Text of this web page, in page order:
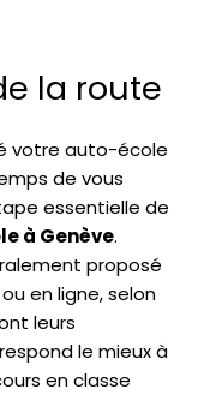
la route
votre auto-école
de vous
essentielle de
à Genève.
proposé
en ligne, selon
leurs
le mieux à
en classe